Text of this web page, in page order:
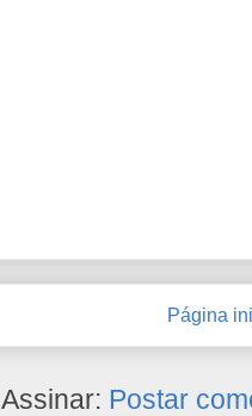
Página
Assinar: Postar